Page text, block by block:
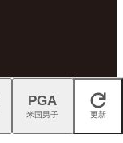
閉じる
PGA
米国男子 更新